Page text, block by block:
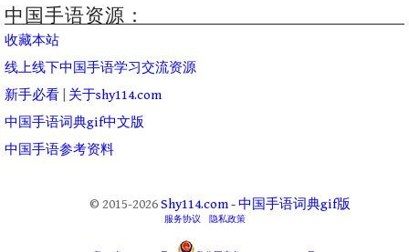
中国手语资源：
收藏本站
线上线下中国手语学习交流资源
新手必看
关于shy114.com
中国手语词典gif中文版
中国手语参考资料
© 2015-2026Shy114.com - 中国手语词典gif版
服务协议 隐私政策